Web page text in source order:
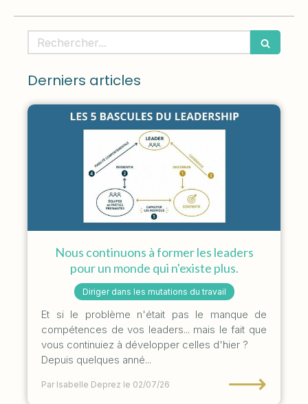
Rechercher
Derniers articles
Nous continuons à former les leaders
pour un monde qui n'existe plus.
Diriger dans les mutations du travail
Et si le problème n'était pas le manque de
compétences de vos leaders... mais le fait que
vous continuiez à développer celles d'hier ?
Depuis quelques anné...
Par Isabelle Deprez le 02/07/26 ⟶